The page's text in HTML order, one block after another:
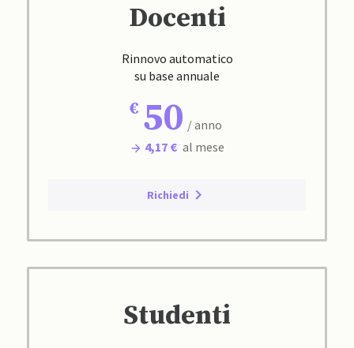
Docenti
Rinnovo automatico
su base annuale
50 / anno
4,17 € al mese
Richiedi
Studenti